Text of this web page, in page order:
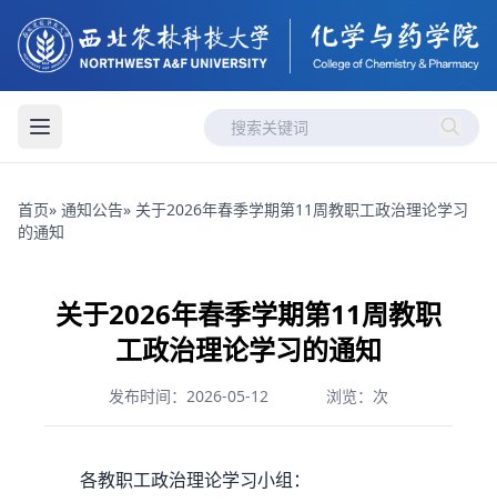
首页» 通知公告» 关于2026年春季学期第11周教职工政治理论学习
的通知
关于2026年春季学期第11周教职
工政治理论学习的通知
发布时间：2026-05-12 浏览： 次
各教职工政治理论学习小组：